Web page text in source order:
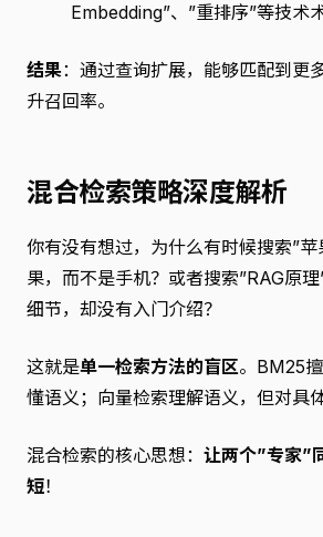
Embedding”、”重排序”等技术
结果：通过查询扩展，能够匹配到更
升召回率。
混合检索策略深度解析
你有没有想过，为什么有时候搜索”
果，而不是手机？或者搜索”RAG原
细节，却没有入门介绍？
这就是单一检索方法的盲区。BM25
懂语义；向量检索理解语义，但对具
混合检索的核心思想： 让两个”专家”
短！